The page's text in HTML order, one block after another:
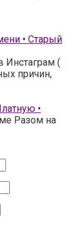
• Старый
Инстаграм (
причин,
•
Разом на